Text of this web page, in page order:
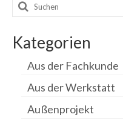
nach:
Kategorien
Aus der Fachkunde
Aus der Werkstatt
Außenprojekt